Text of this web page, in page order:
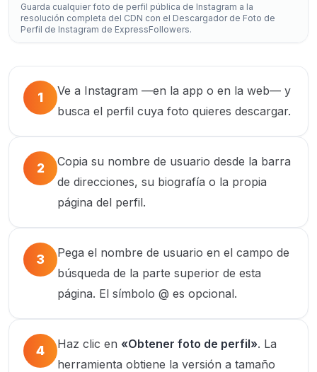
Guarda cualquier foto de perfil pública de Instagram a la
resolución completa del CDN con el Descargador de Foto de
Perfil de Instagram de ExpressFollowers.
1
Ve a Instagram —en la app o en la web— y
busca el perfil cuya foto quieres descargar.
2
Copia su nombre de usuario desde la barra
de direcciones, su biografía o la propia
página del perfil.
3
Pega el nombre de usuario en el campo de
búsqueda de la parte superior de esta
página. El símbolo @ es opcional.
4 Haz clic en «Obtener foto de perfil». La
herramienta obtiene la versión a tamaño